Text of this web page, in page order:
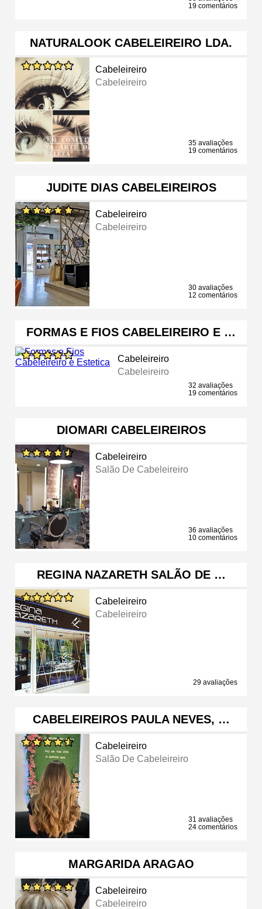
19 comentários
NATURALOOK CABELEIREIRO LDA.
Cabeleireiro
Cabeleireiro
35 avaliações
19 comentários
JUDITE DIAS CABELEIREIROS
Cabeleireiro
Cabeleireiro
30 avaliações
12 comentários
FORMAS E FIOS CABELEIREIRO E …
Cabeleireiro
Cabeleireiro
32 avaliações
19 comentários
DIOMARI CABELEIREIROS
Cabeleireiro
Salão De Cabeleireiro
36 avaliações
10 comentários
REGINA NAZARETH SALÃO DE …
Cabeleireiro
Cabeleireiro
29 avaliações
CABELEIREIROS PAULA NEVES, …
Cabeleireiro
Salão De Cabeleireiro
31 avaliações
24 comentários
MARGARIDA ARAGAO
Cabeleireiro
Cabeleireiro